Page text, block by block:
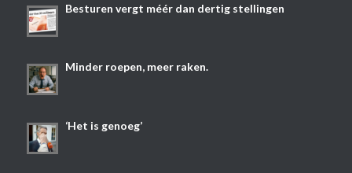
Besturen vergt méér dan dertig stellingen
Minder roepen, meer raken.
‘Het is genoeg’